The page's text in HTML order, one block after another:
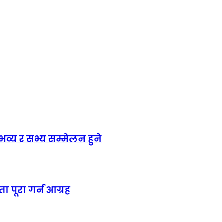
र सभ्य सम्मेलन हुने
पूरा गर्न आग्रह